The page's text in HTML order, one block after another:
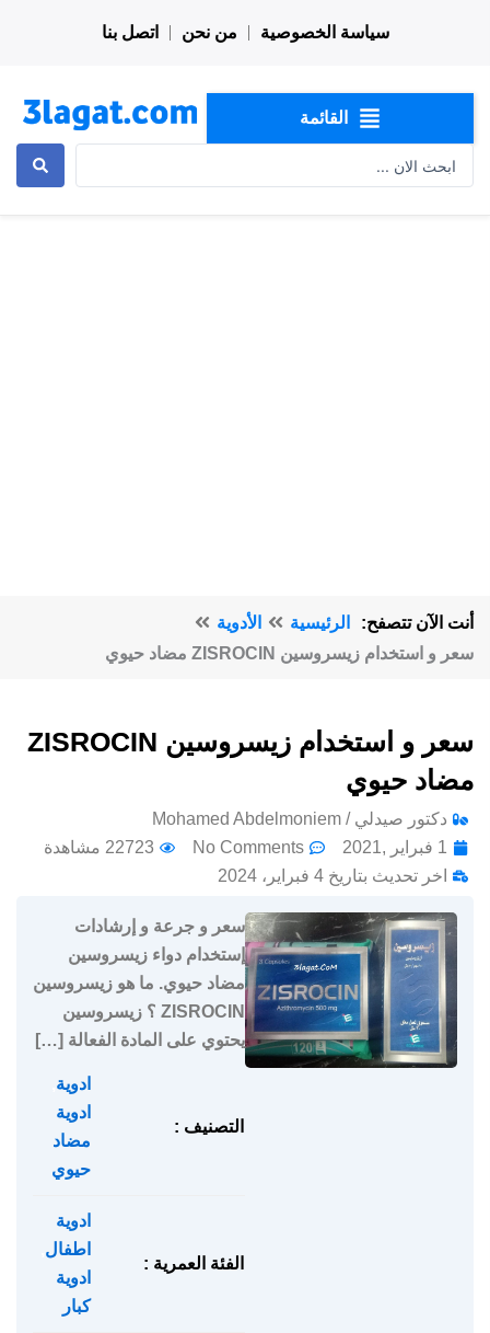
سياسة الخصوصية من نحن اتصل بنا
القائمة
أنت الآن تتصفح: الرئيسية
الأدوية
سعر و استخدام زيسروسين ZISROCIN مضاد حيوي
سعر و استخدام زيسروسين ZISROCIN
مضاد حيوي
دكتور صيدلي / Mohamed Abdelmoniem
1 فبراير ,2021
No Comments
22723 مشاهدة
اخر تحديث بتاريخ 4 فبراير، 2024
سعر و جرعة و إرشادات
إستخدام دواء زيسروسين
مضاد حيوي. ما هو زيسروسين
ZISROCIN ؟ زيسروسين
يحتوي على المادة الفعالة […]
التصنيف :
ادوية
ادوية
مضاد
حيوي
الفئة العمرية :
ادوية
اطفال
ادوية
كبار